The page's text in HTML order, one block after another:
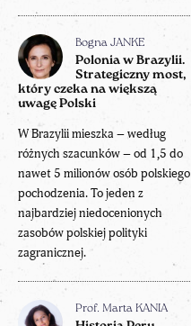
Bogna JANKE
Polonia w Brazylii.
Strategiczny most,
który czeka na większą
uwagę Polski
W Brazylii mieszka – według
różnych szacunków – od 1,5 do
nawet 5 milionów osób polskiego
pochodzenia. To jeden z
najbardziej niedocenionych
zasobów polskiej polityki
zagranicznej.
Prof. Marta KANIA